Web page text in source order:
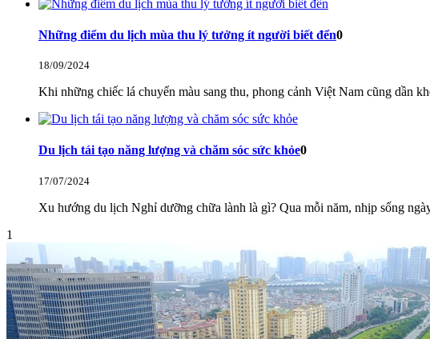
Những điểm du lịch mùa thu lý tưởng ít người biết đển0
18/09/2024
Khi những chiếc lá chuyển màu sang thu, phong cảnh Việt Nam cũng dần
Du lịch tái tạo năng lượng và chăm sóc sức khỏe0
17/07/2024
Xu hướng du lịch Nghỉ dưỡng chữa lành là gì? Qua mỗi năm, nhịp sống
1